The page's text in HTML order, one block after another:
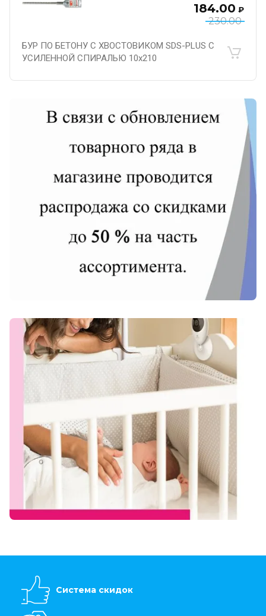
230.00
184.00 ₽
БУР ПО БЕТОНУ С ХВОСТОВИКОМ SDS-PLUS С
УСИЛЕННОЙ СПИРАЛЬЮ 10х210
Система скидок